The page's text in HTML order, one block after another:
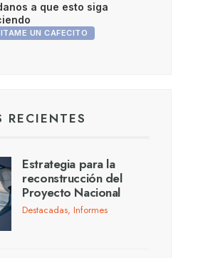
a que esto siga
UN CAFECITO
RECIENTES
Estrategia para la
reconstrucción del
Proyecto Nacional
Destacadas, Informes